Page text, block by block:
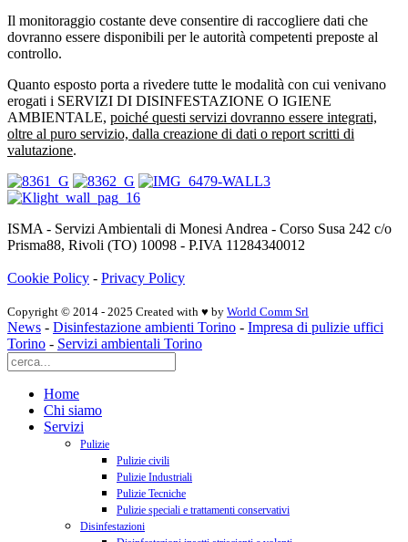
Il monitoraggio costante deve consentire di raccogliere dati che
dovranno essere disponibili per le autorità competenti preposte al
controllo.
Quanto esposto porta a rivedere tutte le modalità con cui venivano
erogati i SERVIZI DI DISINFESTAZIONE O IGIENE
AMBIENTALE, poiché questi servizi dovranno essere integrati,
oltre al puro servizio, dalla creazione di dati o report scritti di
valutazione.
ISMA - Servizi Ambientali di Monesi Andrea - Corso Susa 242 c/o
Prisma88, Rivoli (TO) 10098 - P.IVA 11284340012
Cookie Policy - Privacy Policy
Copyright © 2014 - 2025 Created with ♥ by World Comm Srl
News - Disinfestazione ambienti Torino - Impresa di pulizie uffici
Torino - Servizi ambientali Torino
Home
Chi siamo
Servizi
Pulizie
Pulizie civili
Pulizie Industriali
Pulizie Tecniche
Pulizie speciali e trattamenti conservativi
Disinfestazioni